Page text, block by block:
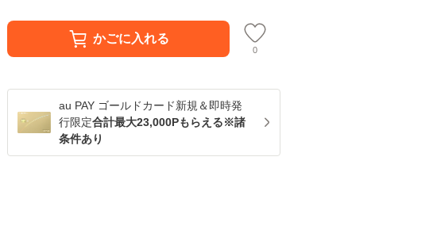
かごに入れる
0
au PAY ゴールドカード新規＆即時発
行限定合計最大23,000Pもらえる※諸
条件あり